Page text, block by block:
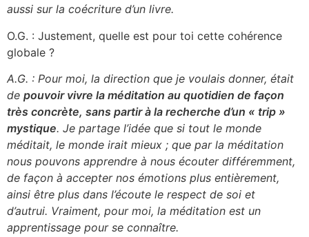
aussi sur la coécriture d’un livre.
O.G. : Justement, quelle est pour toi cette cohérence
globale ?
A.G. : Pour moi, la direction que je voulais donner, était
de pouvoir vivre la méditation au quotidien de façon
très concrète, sans partir à la recherche d’un « trip »
mystique. Je partage l’idée que si tout le monde
méditait, le monde irait mieux ; que par la méditation
nous pouvons apprendre à nous écouter différemment,
de façon à accepter nos émotions plus entièrement,
ainsi être plus dans l’écoute le respect de soi et
d’autrui. Vraiment, pour moi, la méditation est un
apprentissage pour se connaître.